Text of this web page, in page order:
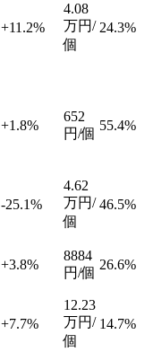
+11.2%
4.08
万円/
個
24.3%
+1.8%
652
円/個
55.4%
-25.1%
4.62
万円/
個
46.5%
+3.8%
8884
円/個
26.6%
+7.7%
12.23
万円/
個
14.7%